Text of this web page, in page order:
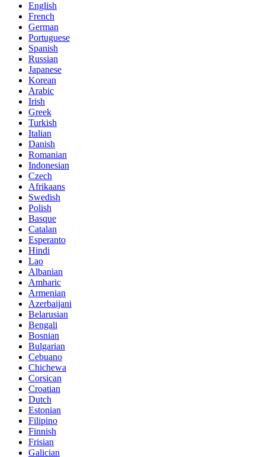
English
French
German
Portuguese
Spanish
Russian
Japanese
Korean
Arabic
Irish
Greek
Turkish
Italian
Danish
Romanian
Indonesian
Czech
Afrikaans
Swedish
Polish
Basque
Catalan
Esperanto
Hindi
Lao
Albanian
Amharic
Armenian
Azerbaijani
Belarusian
Bengali
Bosnian
Bulgarian
Cebuano
Chichewa
Corsican
Croatian
Dutch
Estonian
Filipino
Finnish
Frisian
Galician